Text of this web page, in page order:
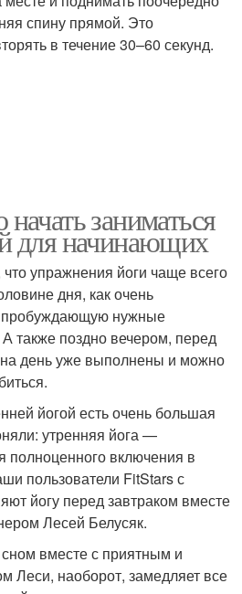
спину прямой. Это
в течение 30–60 секунд.
заниматься
для начинающих
упражнения йоги чаще всего
дня, как очень
пробуждающую нужные
также поздно вечером, перед
на день уже выполнены и можно
йогой есть очень большая
утренняя йога —
полноценного включения в
пользователи FitStars с
йогу перед завтраком вместе
Лесей Белусяк.
вместе с приятным и
Леси, наоборот, замедляет все